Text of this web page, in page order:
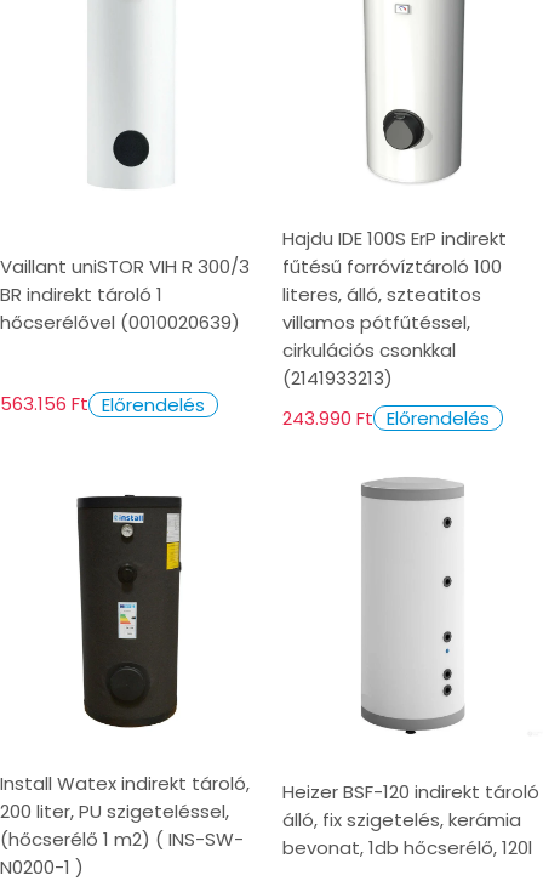
Vaillant uniSTOR VIH R 300/3
BR indirekt tároló 1
hőcserélővel (0010020639)
563.156 Ft Előrendelés
Hajdu IDE 100S ErP indirekt
fűtésű forróvíztároló 100
literes, álló, szteatitos
villamos pótfűtéssel,
cirkulációs csonkkal
(2141933213)
243.990 Ft Előrendelés
Install Watex indirekt tároló,
200 liter, PU szigeteléssel,
(hőcserélő 1 m2) ( INS-SW-
N0200-1 )
Heizer BSF-120 indirekt tároló
álló, fix szigetelés, kerámia
bevonat, 1db hőcserélő, 120l